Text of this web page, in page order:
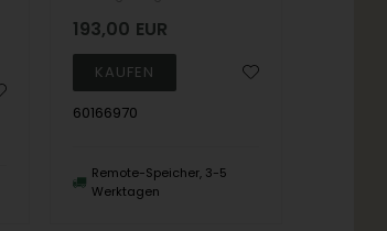
193,00 EUR
60166970
Remote-Speicher, 3-5
Werktagen